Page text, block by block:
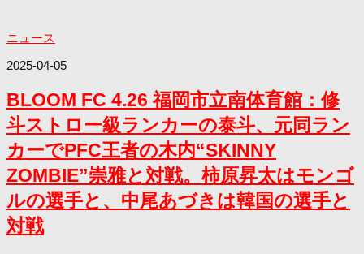
ニュース
2025-04-05
BLOOM FC 4.26 福岡市立南体育館：修
斗ストロー級ランカーの泰斗、元同ラン
カーでPFC王者の木内“SKINNY
ZOMBIE”崇雅と対戦。柿原昇太はモンゴ
ルの選手と、中尾あづきは韓国の選手と
対戦